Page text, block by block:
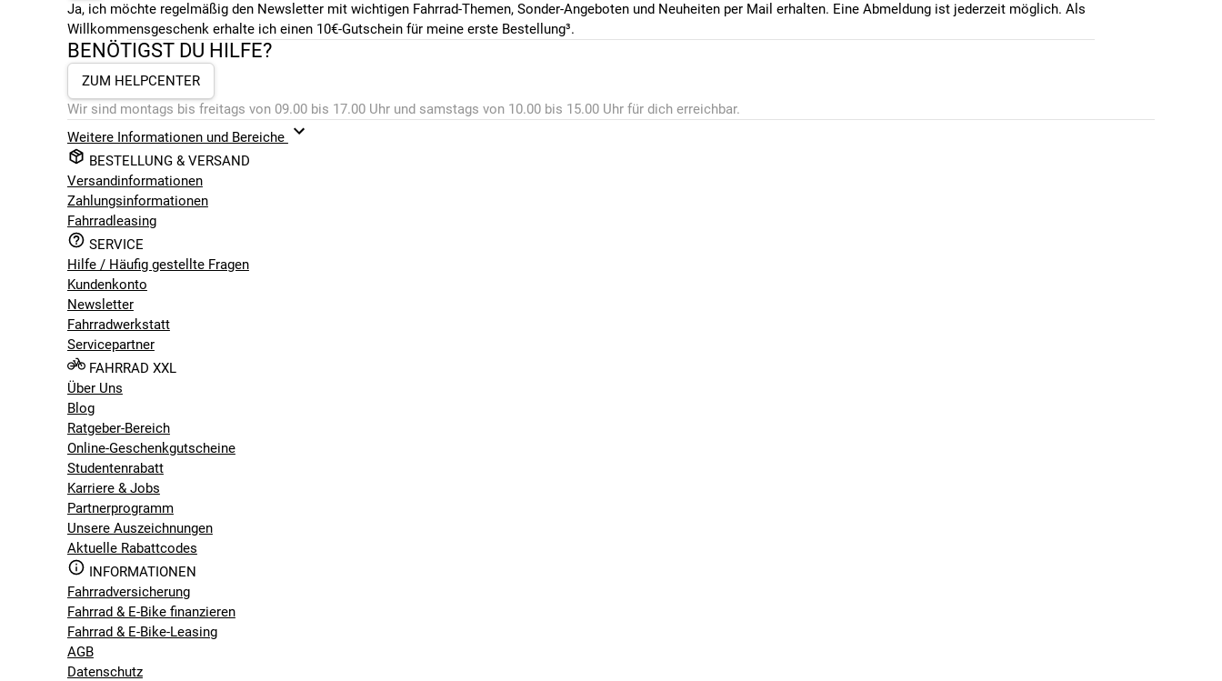
Ja, ich möchte regelmäßig den Newsletter mit wichtigen Fahrrad-Themen, Sonder-Angeboten und Neuheiten per Mail erhalten. Eine Abmeldung ist jederzeit möglich. Als
Willkommensgeschenk erhalte ich einen 10€-Gutschein für meine erste Bestellung³.
BENÖTIGST DU HILFE?
ZUM HELPCENTER
Wir sind montags bis freitags von 09.00 bis 17.00 Uhr und samstags von 10.00 bis 15.00 Uhr für dich erreichbar.
Weitere Informationen und Bereiche
BESTELLUNG & VERSAND
Versandinformationen
Zahlungsinformationen
Fahrradleasing
SERVICE
Hilfe / Häufig gestellte Fragen
Kundenkonto
Newsletter
Fahrradwerkstatt
Servicepartner
FAHRRAD XXL
Über Uns
Blog
Ratgeber-Bereich
Online-Geschenkgutscheine
Studentenrabatt
Karriere & Jobs
Partnerprogramm
Unsere Auszeichnungen
Aktuelle Rabattcodes
INFORMATIONEN
Fahrradversicherung
Fahrrad & E-Bike finanzieren
Fahrrad & E-Bike-Leasing
AGB
Datenschutz